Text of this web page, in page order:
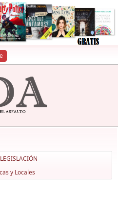
LEGISLACIÓN
y Locales